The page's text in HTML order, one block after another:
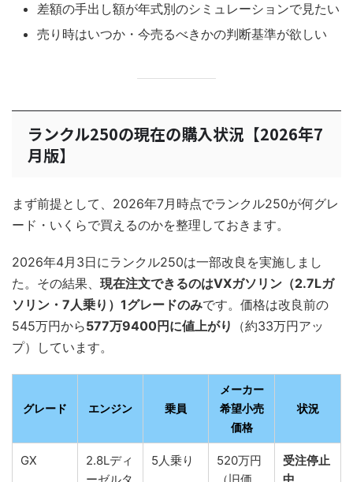
差額の手出し額が年式別のシミュレーションで見たい
売り時はいつか・今売るべきかの判断基準が欲しい
ランクル250の現在の購入状況【2026年7
月版】
まず前提として、2026年7月時点でランクル250が何グレ
ード・いくらで買えるのかを整理しておきます。
2026年4月3日にランクル250は一部改良を実施しまし
た。その結果、 現在注文できるのはVXガソリン（2.7Lガ
ソリン・7人乗り）1グレードのみです。価格は改良前の
545万円から577万9400円に値上がり
（約33万円アッ
プ）しています。
グレード エンジン 乗員
メーカー
希望小売
価格
状況
GX
2.8Lディ
5人乗り
520万円
受注停止